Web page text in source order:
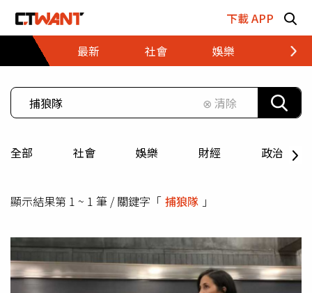
下載 APP
最新
社會 娛樂 財經
⊗ 清除
全部 社會 娛樂 財經 政治
顯示結果第 1 ~ 1 筆 / 關鍵字「 捕狼隊 」